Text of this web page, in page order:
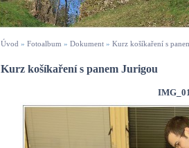
Úvod » Fotoalbum » Dokument » Kurz košíkaření s
Kurz košíkaření s panem Jurigou